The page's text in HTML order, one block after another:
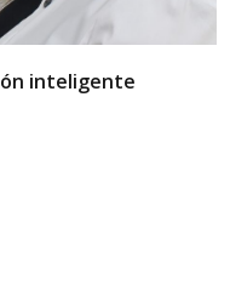
inteligente